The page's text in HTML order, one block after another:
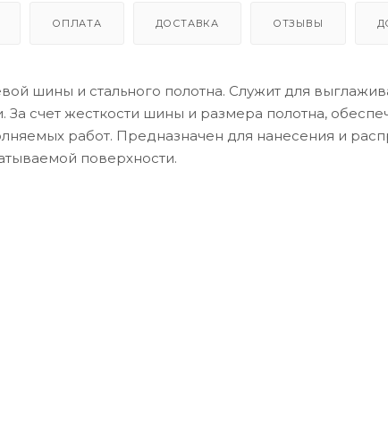
ОПЛАТА ДОСТАВКА ОТЗЫВЫ
шины и стального полотна. Служит для
счет жесткости шины и размера полотна,
работ. Предназначен для нанесения и
поверхности.